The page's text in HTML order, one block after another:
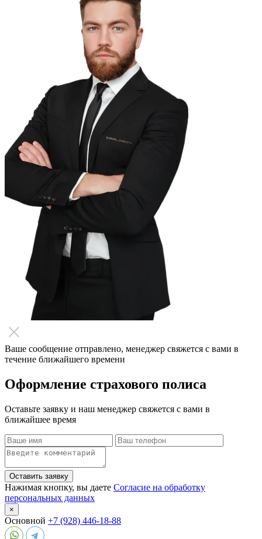
Ваше сообщение отправлено, менеджер свяжется с вами в
течение ближайшего времени
Оформление страхового полиса
Оставьте заявку и наш менеджер свяжется с вами в
ближайшее время
Оставить заявку
Нажимая кнопку, вы даете Согласие на обработку
персональных данных
×
Основной +7 (928) 446-18-88